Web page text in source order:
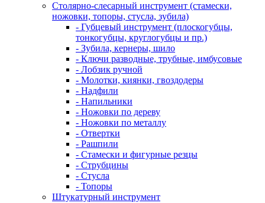
Столярно-слесарный инструмент (стамески,
ножовки, топоры, стусла, зубила)
- Губцевый инструмент (плоскогубцы,
тонкогубцы, круглогубцы и пр.)
- Зубила, кернеры, шило
- Ключи разводные, трубные, имбусовые
- Лобзик ручной
- Молотки, киянки, гвоздодеры
- Надфили
- Напильники
- Ножовки по дереву
- Ножовки по металлу
- Отвертки
- Рашпили
- Стамески и фигурные резцы
- Струбцины
- Стусла
- Топоры
Штукатурный инструмент